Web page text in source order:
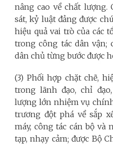
nâng cao về chất lượng.
sát, kỷ luật đảng được
hiệu quả vai trò của các
trong công tác dân vận;
dân chủ từng bước được
(3) Phối hợp chặt chẽ,
trong lãnh đạo, chỉ
lượng lớn nhiệm vụ
trương đột phá về sắp
máy, công tác cán bộ và
tạp, nhạy cảm; được Bộ